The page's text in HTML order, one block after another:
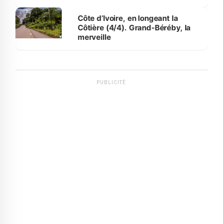
Côte d’Ivoire, en longeant la
Côtière (4/4). Grand-Béréby, la
merveille
PUBLICITÉ